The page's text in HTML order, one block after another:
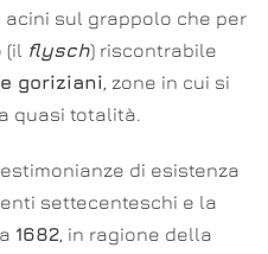
sul grappolo che per
(il flysch) riscontrabile
goriziani, zone in cui si
quasi totalità.
di esistenza
settecenteschi e la
1682, in ragione della